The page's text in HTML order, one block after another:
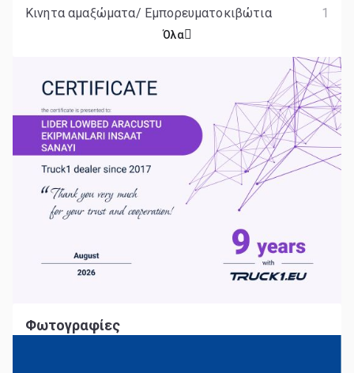
Κινητα αμαξώματα/ Εμπορευματοκιβώτια
1
Όλα
Φωτογραφίες